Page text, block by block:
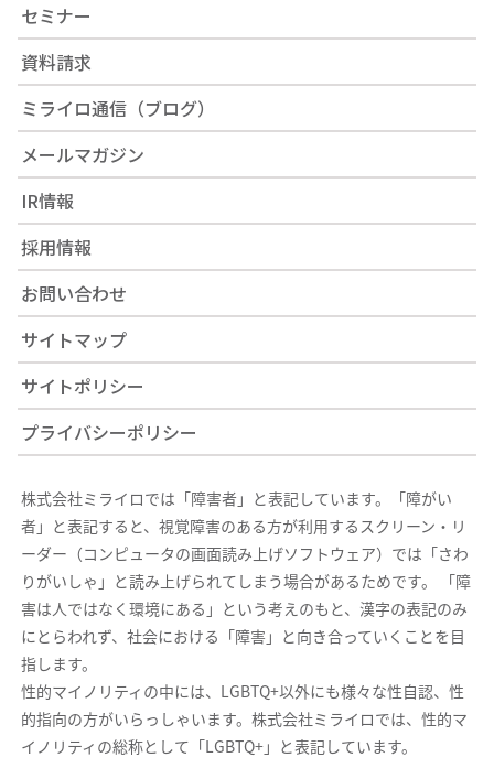
セミナー
資料請求
ミライロ通信（ブログ）
メールマガジン
IR情報
採用情報
お問い合わせ
サイトマップ
サイトポリシー
プライバシーポリシー
株式会社ミライロでは「障害者」と表記しています。「障がい
者」と表記すると、視覚障害のある方が利用するスクリーン・リ
ーダー（コンピュータの画面読み上げソフトウェア）では「さわ
りがいしゃ」と読み上げられてしまう場合があるためです。 「障
害は人ではなく環境にある」という考えのもと、漢字の表記のみ
にとらわれず、社会における「障害」と向き合っていくことを目
指します。
性的マイノリティの中には、LGBTQ+以外にも様々な性自認、性
的指向の方がいらっしゃいます。株式会社ミライロでは、性的マ
イノリティの総称として「LGBTQ+」と表記しています。